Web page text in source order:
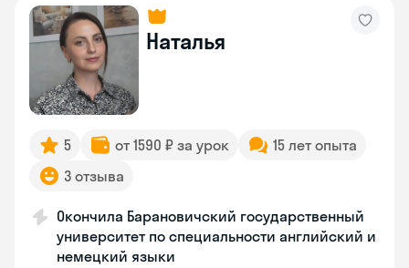
Наталья
5 от 1590 ₽ за урок
15 лет опыта
3 отзыва
Окончила Барановичский государственный
университет по специальности английский и
немецкий языки